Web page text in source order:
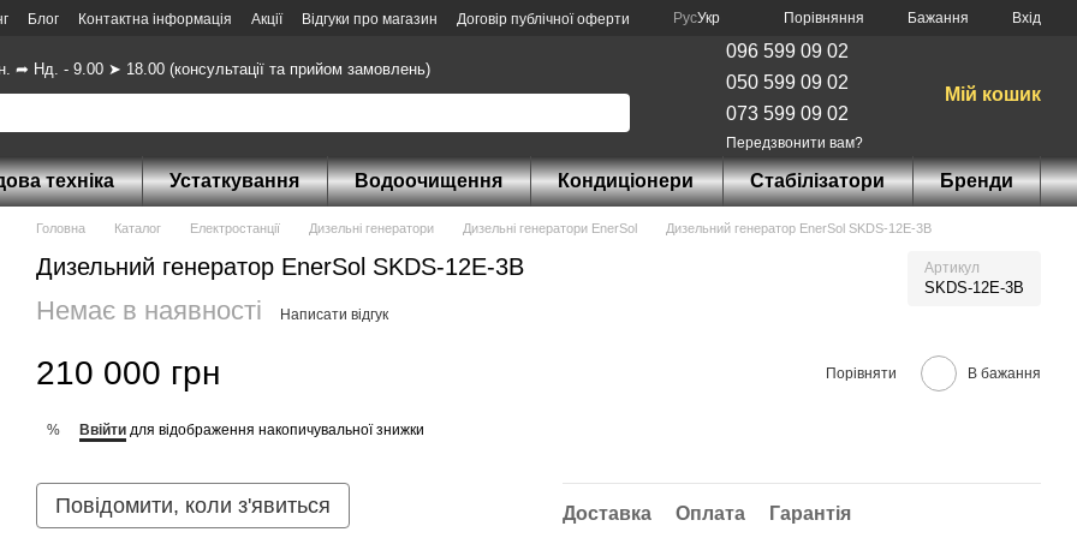
Блог Контактна інформація Акції Відгуки про магазин Договір публічної оферти РусУкр Порівняння Бажання Вхід
➦ Нд. - 9.00 ➤ 18.00 (консультації та прийом замовлень)
096 599 09 02
050 599 09 02
073 599 09 02
Передзвонити вам?
Мій кошик
техніка Устаткування Водоочищення Кондиціонери Стабілізатори Бренди
Головна Каталог Електростанції Дизельні генератори Дизельні генератори EnerSol Дизельний генератор EnerSol SKDS-12E-3В
Дизельний генератор EnerSol SKDS-12E-3В Артикул
SKDS-12E-3В
Немає в наявності Написати відгук
210 000 грн Порівняти В бажання
% Ввійти для відображення накопичувальної знижки
Повідомити, коли з'явиться Доставка Оплата Гарантія